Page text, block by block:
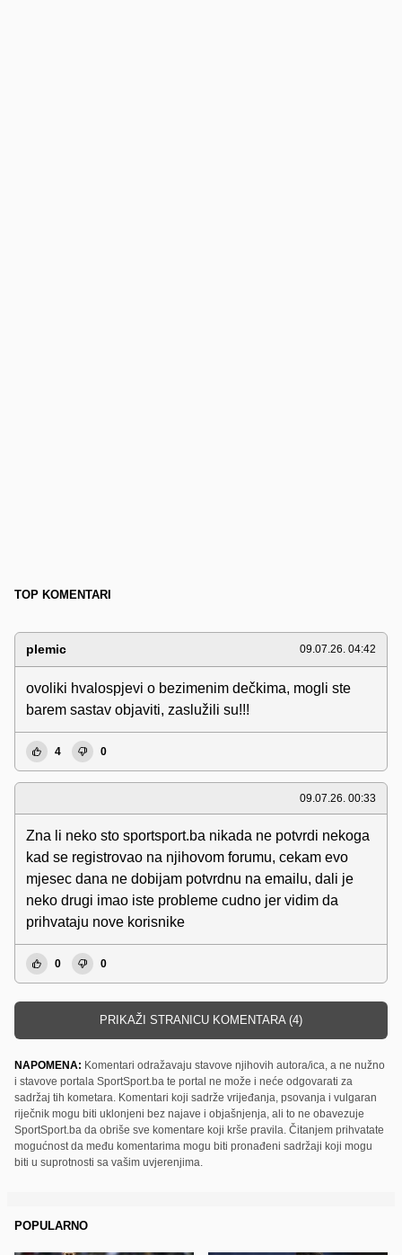
TOP KOMENTARI
plemic 09.07.26. 04:42
ovoliki hvalospjevi o bezimenim dečkima, mogli ste
barem sastav objaviti, zaslužili su!!!
4 0
09.07.26. 00:33
Zna li neko sto sportsport.ba nikada ne potvrdi nekoga
kad se registrovao na njihovom forumu, cekam evo
mjesec dana ne dobijam potvrdnu na emailu, dali je
neko drugi imao iste probleme cudno jer vidim da
prihvataju nove korisnike
0 0
PRIKAŽI STRANICU KOMENTARA (4)
NAPOMENA: Komentari odražavaju stavove njihovih autora/ica, a ne nužno
i stavove portala SportSport.ba te portal ne može i neće odgovarati za
sadržaj tih kometara. Komentari koji sadrže vrijeđanja, psovanja i vulgaran
riječnik mogu biti uklonjeni bez najave i objašnjenja, ali to ne obavezuje
SportSport.ba da obriše sve komentare koji krše pravila. Čitanjem prihvatate
mogućnost da među komentarima mogu biti pronađeni sadržaji koji mogu
biti u suprotnosti sa vašim uvjerenjima.
POPULARNO